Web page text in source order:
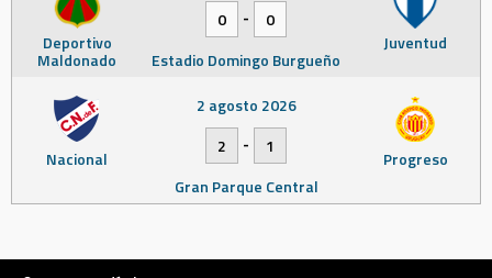
Deportivo
Maldonado
Juventud
0
-
0
Estadio Domingo Burgueño
Nacional Progreso
2 agosto 2026
2
-
1
Gran Parque Central